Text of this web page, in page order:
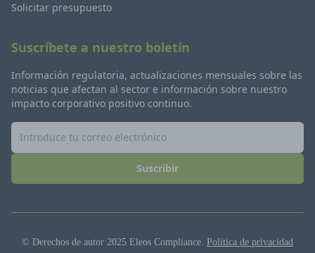
Solicitar presupuesto
Suscríbete a nuestro boletín
Información regulatoria, actualizaciones mensuales sobre las
noticias que afectan al sector e información sobre nuestro
impacto corporativo positivo continuo.
Suscribir
© Derechos de autor 2025 Eleos Compliance. Política de privacidad